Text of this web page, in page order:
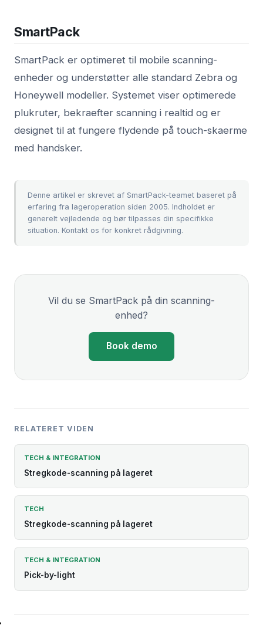
SmartPack
SmartPack er optimeret til mobile scanning-
enheder og understøtter alle standard Zebra og
Honeywell modeller. Systemet viser optimerede
plukruter, bekraefter scanning i realtid og er
designet til at fungere flydende på touch-skaerme
med handsker.
Denne artikel er skrevet af SmartPack-teamet baseret på
erfaring fra lageroperation siden 2005. Indholdet er
generelt vejledende og bør tilpasses din specifikke
situation. Kontakt os for konkret rådgivning.
Vil du se SmartPack på din scanning-
enhed?
Book demo
RELATERET VIDEN
TECH & INTEGRATION
Stregkode-scanning på lageret
TECH
Stregkode-scanning på lageret
TECH & INTEGRATION
Pick-by-light